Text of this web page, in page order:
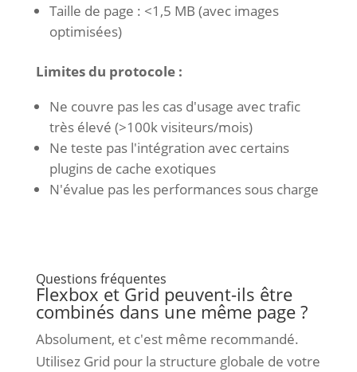
Taille de page : <1,5 MB (avec images
optimisées)
Limites du protocole :
Ne couvre pas les cas d'usage avec trafic
très élevé (>100k visiteurs/mois)
Ne teste pas l'intégration avec certains
plugins de cache exotiques
N'évalue pas les performances sous charge
Questions fréquentes
Flexbox et Grid peuvent-ils être
combinés dans une même page ?
Absolument, et c'est même recommandé.
Utilisez Grid pour la structure globale de votre